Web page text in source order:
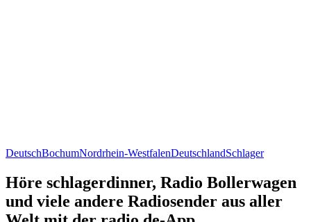
DeutschBochumNordrhein-WestfalenDeutschlandSchlager
Höre schlagerdinner, Radio Bollerwagen
und viele andere Radiosender aus aller